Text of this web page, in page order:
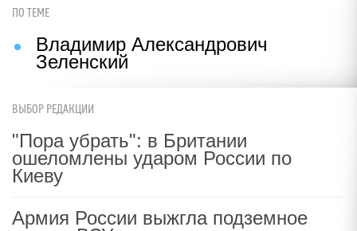
ПО ТЕМЕ
Владимир Александрович
Зеленский
ВЫБОР РЕДАКЦИИ
"Пора убрать": в Британии
ошеломлены ударом России по
Киеву
Армия России выжгла подземное